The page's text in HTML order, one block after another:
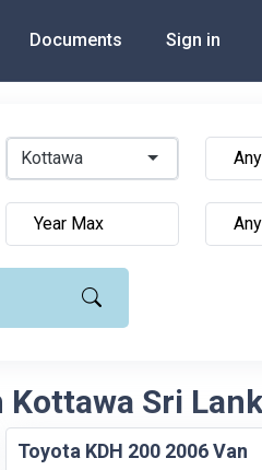
Documents Sign in
Kottawa
Kottawa Sri
Toyota KDH 200 2006 Van